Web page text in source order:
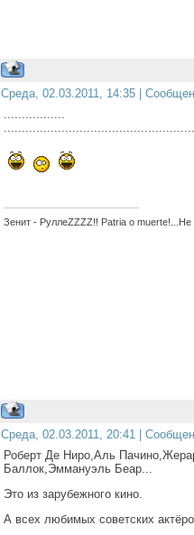
Среда, 02.03.2011, 14:35 |
.................
Зенит - РуллеZZZZ!! Patria o muerte!...Не
Среда, 02.03.2011, 20:41 |
Роберт Де Ниро,Аль
Баллок,Эммануэль Беар...
Это из зарубежного кино.
А всех любимых советских